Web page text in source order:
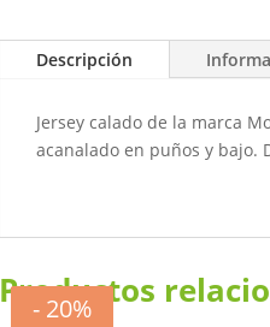
Descripción
Jersey calado de la marca
acanalado en puños y bajo.
Productos
- 50%
- 20%
- 50%
- 20%